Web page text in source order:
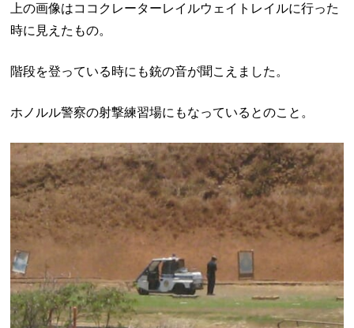
上の画像はココクレーターレイルウェイトレイルに行った
時に見えたもの。
階段を登っている時にも銃の音が聞こえました。
ホノルル警察の射撃練習場にもなっているとのこと。